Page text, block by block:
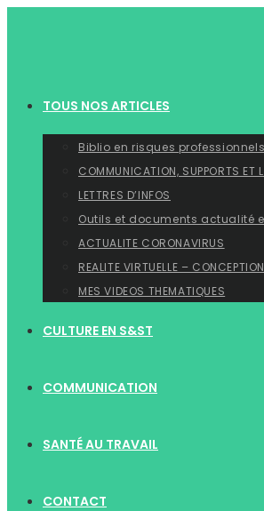
TOUS NOS ARTICLES
Biblio en risques professionnels
COMMUNICATION, SUPPORTS ET
LETTRES D’INFOS
Outils et documents actualité
ACTUALITE CORONAVIRUS
REALITE VIRTUELLE –
MES VIDEOS THEMATIQUES
CULTURE EN S&ST
COMMUNICATION
SANTÉ AU TRAVAIL
CONTACT